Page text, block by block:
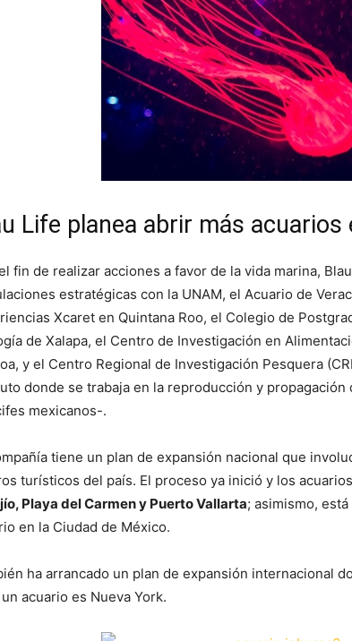
Life planea abrir más acuarios
fin de realizar acciones a favor de la vida marina,
estratégicas con la UNAM, el Acuario de
Xcaret en Quintana Roo, el Colegio de
de Xalapa, el Centro de Investigación en
y el Centro Regional de Investigación Pesquera
donde se trabaja en la reproducción y
mexicanos-.
tiene un plan de expansión nacional que
turísticos del país. El proceso ya inició y los
Playa del Carmen y Puerto Vallarta; asimismo,
en la Ciudad de México.
ha arrancado un plan de expansión internacional
acuario es Nueva York.